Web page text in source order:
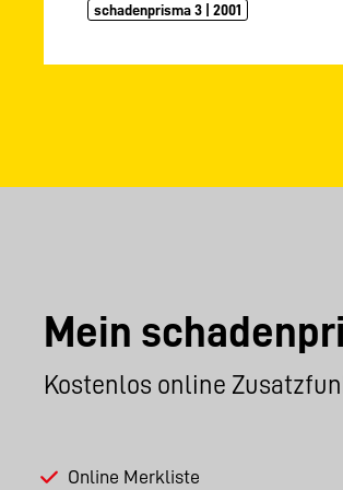
schadenprisma 3 | 2001
Mein
Kostenlos online
Online Merkliste